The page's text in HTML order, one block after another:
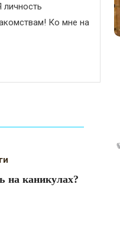
Ко мне на
на каникулах?